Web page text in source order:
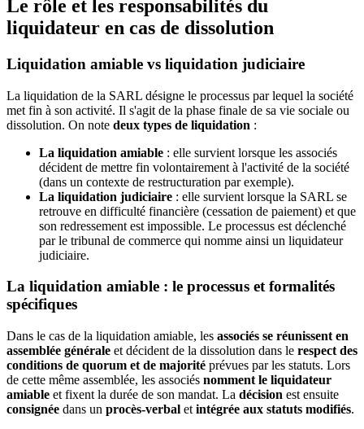
Le rôle et les responsabilités du
liquidateur en cas de dissolution
Liquidation amiable vs liquidation judiciaire
La liquidation de la SARL désigne le processus par lequel la société
met fin à son activité. Il s'agit de la phase finale de sa vie sociale ou
dissolution. On note deux types de liquidation :
La liquidation amiable : elle survient lorsque les associés
décident de mettre fin volontairement à l'activité de la société
(dans un contexte de restructuration par exemple).
La liquidation judiciaire : elle survient lorsque la SARL se
retrouve en difficulté financière (cessation de paiement) et que
son redressement est impossible. Le processus est déclenché
par le tribunal de commerce qui nomme ainsi un liquidateur
judiciaire.
La liquidation amiable : le processus et formalités
spécifiques
Dans le cas de la liquidation amiable, les associés se réunissent en
assemblée générale et décident de la dissolution dans le respect des
conditions de quorum et de majorité prévues par les statuts. Lors
de cette même assemblée, les associés nomment le liquidateur
amiable et fixent la durée de son mandat. La décision est ensuite
consignée dans un procès-verbal et intégrée aux statuts modifiés.